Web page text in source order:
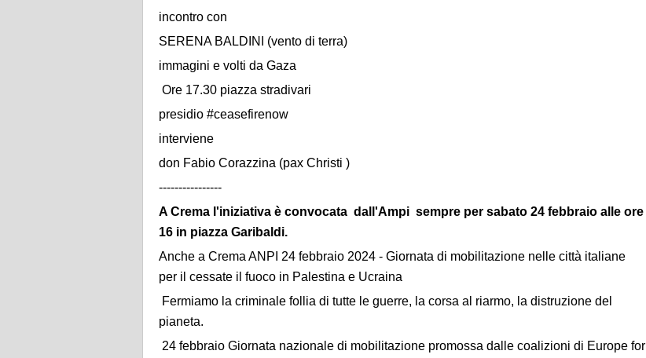
incontro con
SERENA BALDINI (vento di terra)
immagini e volti da Gaza
Ore 17.30 piazza stradivari
presidio #ceasefirenow
interviene
don Fabio Corazzina (pax Christi )
----------------
A Crema l'iniziativa è convocata dall'Ampi sempre per sabato 24 febbraio alle ore
16 in piazza Garibaldi.
Anche a Crema ANPI 24 febbraio 2024 - Giornata di mobilitazione nelle città italiane
per il cessate il fuoco in Palestina e Ucraina
Fermiamo la criminale follia di tutte le guerre, la corsa al riarmo, la distruzione del
pianeta.
24 febbraio Giornata nazionale di mobilitazione promossa dalle coalizioni di Europe for